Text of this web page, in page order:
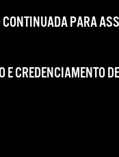
PARA
E CREDENCIAMENTO